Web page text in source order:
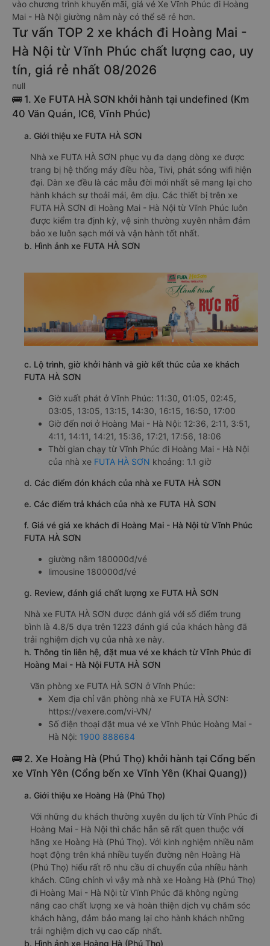
vào chương trình khuyến mãi, giá vé Xe Vĩnh Phúc đi Hoàng
Mai - Hà Nội giường nằm này có thể sẽ rẻ hơn.
Tư vấn TOP 2 xe khách đi Hoàng Mai -
Hà Nội từ Vĩnh Phúc chất lượng cao, uy
tín, giá rẻ nhất 08/2026
null
🚌 1. Xe FUTA HÀ SƠN khởi hành tại undefined (Km
40 Văn Quán, IC6, Vĩnh Phúc)
a. Giới thiệu xe FUTA HÀ SƠN
Nhà xe FUTA HÀ SƠN phục vụ đa dạng dòng xe được
trang bị hệ thống máy điều hòa, Tivi, phát sóng wifi hiện
đại. Dàn xe đều là các mẫu đời mới nhất sẽ mang lại cho
hành khách sự thoải mái, êm dịu. Các thiết bị trên xe
FUTA HÀ SƠN đi Hoàng Mai - Hà Nội từ Vĩnh Phúc luôn
được kiểm tra định kỳ, vệ sinh thường xuyên nhằm đảm
bảo xe luôn sạch mới và vận hành tốt nhất.
b. Hình ảnh xe FUTA HÀ SƠN
c. Lộ trình, giờ khởi hành và giờ kết thúc của xe khách
FUTA HÀ SƠN
Giờ xuất phát ở Vĩnh Phúc: 11:30, 01:05, 02:45,
03:05, 13:05, 13:15, 14:30, 16:15, 16:50, 17:00
Giờ đến nơi ở Hoàng Mai - Hà Nội: 12:36, 2:11, 3:51,
4:11, 14:11, 14:21, 15:36, 17:21, 17:56, 18:06
Thời gian chạy từ Vĩnh Phúc đi Hoàng Mai - Hà Nội
của nhà xe FUTA HÀ SƠN khoảng: 1.1 giờ
d. Các điểm đón khách của nhà xe FUTA HÀ SƠN
e. Các điểm trả khách của nhà xe FUTA HÀ SƠN
f. Giá vé giá xe khách đi Hoàng Mai - Hà Nội từ Vĩnh Phúc
FUTA HÀ SƠN
giường nằm 180000đ/vé
limousine 180000đ/vé
g. Review, đánh giá chất lượng xe FUTA HÀ SƠN
Nhà xe FUTA HÀ SƠN được đánh giá với số điểm trung
bình là 4.8/5 dựa trên 1223 đánh giá của khách hàng đã
trải nghiệm dịch vụ của nhà xe này.
h. Thông tin liên hệ, đặt mua vé xe khách từ Vĩnh Phúc đi
Hoàng Mai - Hà Nội FUTA HÀ SƠN
Văn phòng xe FUTA HÀ SƠN ở Vĩnh Phúc:
Xem địa chỉ văn phòng nhà xe FUTA HÀ SƠN:
https://vexere.com/vi-VN/
Số điện thoại đặt mua vé xe Vĩnh Phúc Hoàng Mai -
Hà Nội: 1900 888684
🚌 2. Xe Hoàng Hà (Phú Thọ) khởi hành tại Cổng bến
xe Vĩnh Yên (Cổng bến xe Vĩnh Yên (Khai Quang))
a. Giới thiệu xe Hoàng Hà (Phú Thọ)
Với những du khách thường xuyên du lịch từ Vĩnh Phúc đi
Hoàng Mai - Hà Nội thì chắc hẳn sẽ rất quen thuộc với
hãng xe Hoàng Hà (Phú Thọ). Với kinh nghiệm nhiều năm
hoạt động trên khá nhiều tuyến đường nên Hoàng Hà
(Phú Thọ) hiểu rất rõ nhu cầu di chuyển của nhiều hành
khách. Cũng chính vì vậy mà nhà xe Hoàng Hà (Phú Thọ)
đi Hoàng Mai - Hà Nội từ Vĩnh Phúc đã không ngừng
nâng cao chất lượng xe và hoàn thiện dịch vụ chăm sóc
khách hàng, đảm bảo mang lại cho hành khách những
trải nghiệm dịch vụ cao cấp nhất.
b. Hình ảnh xe Hoàng Hà (Phú Thọ)